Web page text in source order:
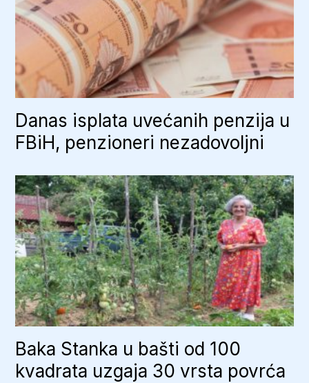
Danas isplata uvećanih penzija u
FBiH, penzioneri nezadovoljni
Baka Stanka u bašti od 100
kvadrata uzgaja 30 vrsta povrća